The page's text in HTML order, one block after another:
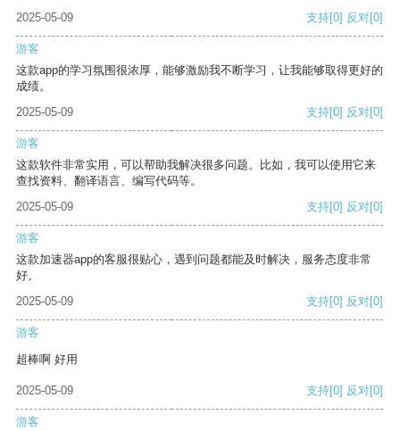
2025-05-09 支持[0] 反对[0]
游客
这款app的学习氛围很浓厚，能够激励我不断学习，让我能够取得更好的
成绩。
2025-05-09
支持[0] 反对[0]
游客
这款软件非常实用，可以帮助我解决很多问题。比如，我可以使用它来
查找资料、翻译语言、编写代码等。
2025-05-09
支持[0] 反对[0]
游客
这款加速器app的客服很贴心，遇到问题都能及时解决，服务态度非常
好。
2025-05-09
支持[0] 反对[0]
游客
超棒啊 好用
2025-05-09 支持[0] 反对[0]
游客